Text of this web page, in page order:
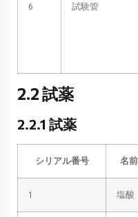
6 試験管
2.2 試薬
2.2.1 試薬
シリアル番号 名前
1 塩酸